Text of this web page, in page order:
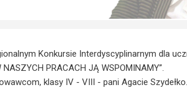
Konkursie Interdyscyplinarnym dla
NASZYCH PRACACH JĄ WSPOMINAMY”.
klasy IV - VIII - pani Agacie Szydełko.